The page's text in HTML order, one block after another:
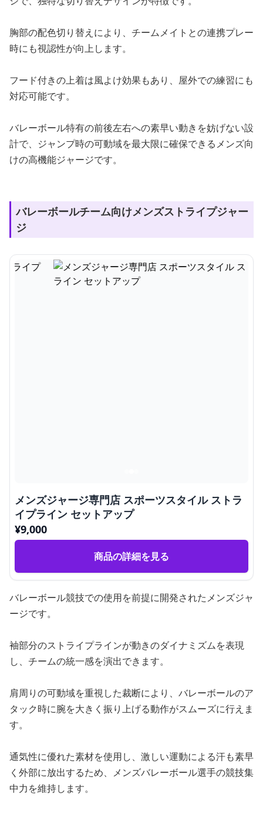
胸部の配色切り替えにより、チームメイトとの連携プレー
時にも視認性が向上します。
フード付きの上着は風よけ効果もあり、屋外での練習にも
対応可能です。
バレーボール特有の前後左右への素早い動きを妨げない設
計で、ジャンプ時の可動域を最大限に確保できるメンズ向
けの高機能ジャージです。
バレーボールチーム向けメンズストライプジャー
ジ
メンズジャージ専門店 スポーツスタイル ストラ
イプライン セットアップ
¥9,000
商品の詳細を見る
バレーボール競技での使用を前提に開発されたメンズジャ
ージです。
袖部分のストライプラインが動きのダイナミズムを表現
し、チームの統一感を演出できます。
肩周りの可動域を重視した裁断により、バレーボールのア
タック時に腕を大きく振り上げる動作がスムーズに行えま
す。
通気性に優れた素材を使用し、激しい運動による汗も素早
く外部に放出するため、メンズバレーボール選手の競技集
中力を維持します。